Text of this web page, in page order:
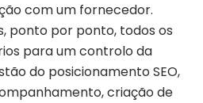
com um fornecedor.
ponto por ponto, todos os
para um controlo da
do posicionamento SEO,
criação de